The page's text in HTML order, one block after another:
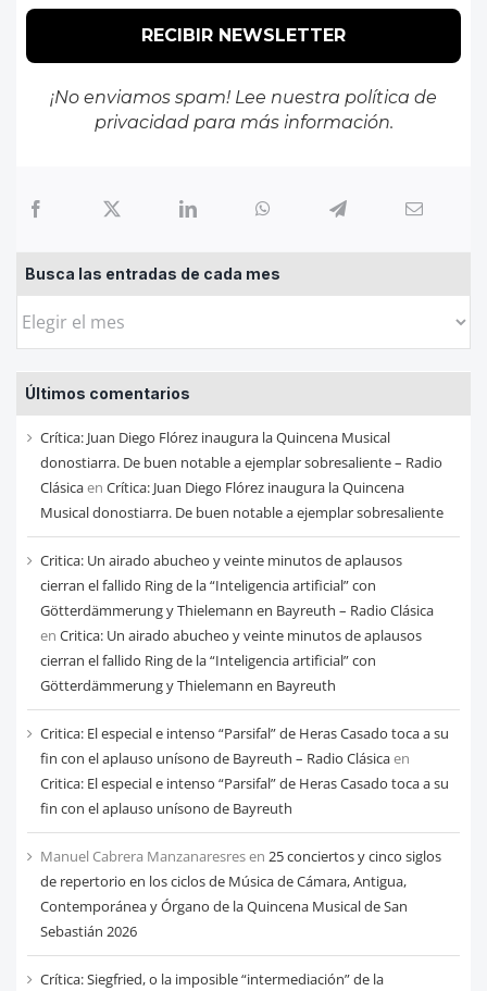
¡No enviamos spam! Lee nuestra política de
privacidadpara más información.
Busca las entradas de cada mes
Busca
entradas
de
cada
mes
Últimos comentarios
Crítica: Juan Diego Flórez inaugura la Quincena Musical
donostiarra. De buen notable a ejemplar sobresaliente – Radio
Clásicaen Crítica: Juan Diego Flórez inaugura la Quincena
Musical donostiarra. De buen notable a ejemplar sobresaliente
Critica: Un airado abucheo y veinte minutos de aplausos
cierran el fallido Ring de la “Inteligencia artificial” con
Götterdämmerung y Thielemann en Bayreuth – Radio Clásica
en Critica: Un airado abucheo y veinte minutos de aplausos
cierran el fallido Ring de la “Inteligencia artificial” con
Götterdämmerung y Thielemann en Bayreuth
Critica: El especial e intenso “Parsifal” de Heras Casado toca a su
fin con el aplauso unísono de Bayreuth – Radio Clásicaen
Critica: El especial e intenso “Parsifal” de Heras Casado toca a su
fin con el aplauso unísono de Bayreuth
Manuel Cabrera Manzanaresresen 25 conciertos y cinco siglos
de repertorio en los ciclos de Música de Cámara, Antigua,
Contemporánea y Órgano de la Quincena Musical de San
Sebastián 2026
Crítica: Siegfried, o la imposible “intermediación” de la